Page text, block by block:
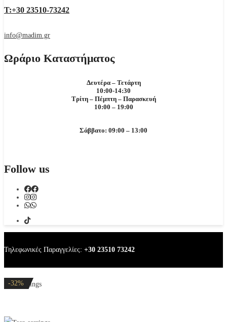
Τ:+30 23510-73242
info@madim.gr
Ωράριο Καταστήματος
Δευτέρα – Τετάρτη
10:00-14:30
Τρίτη – Πέμπτη – Παρασκευή
10:00 – 19:00
Σάββατο: 09:00 – 13:00
Follow us
Τηλεφωνικές Παραγγελίες: +30 23510 73242
Tear earrings
-20%
-20%
-20%
-20%
-32%